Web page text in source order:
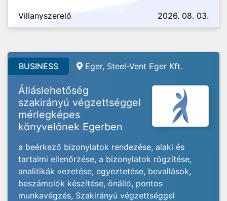
Villanyszerelő 2026. 08. 03.
BUSINESS Eger, Steel-Vent Eger Kft.
Álláslehetőség
szakirányú végzettséggel
mérlegképes
könyvelőnek Egerben
a beérkező bizonylatok rendezése, alaki és
tartalmi ellenőrzése, a bizonylatok rögzítése,
analitikák vezetése, egyeztetése, bevallások,
beszámolók készítése, önálló, pontos
munkavégzés, Szakirányú végzettséggel